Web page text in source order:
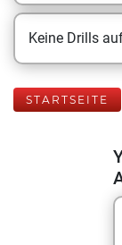
Keine Drills
STARTSEITE